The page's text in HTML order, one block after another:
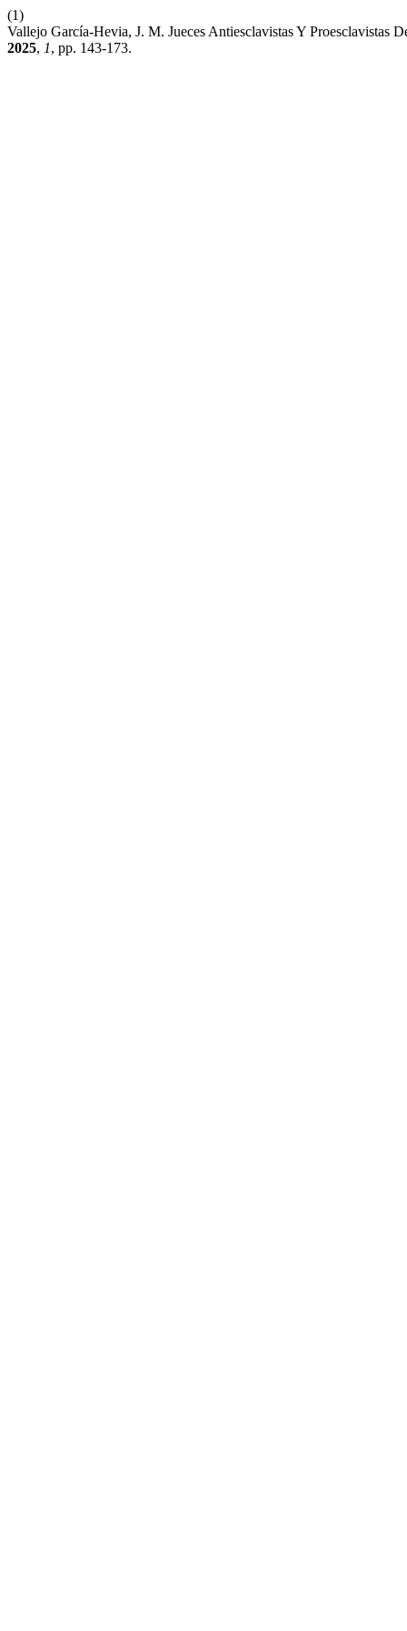
(1)
Vallejo García-Hevia, J. M. Jueces Antiesclavistas Y
2025, 1, pp. 143-173.